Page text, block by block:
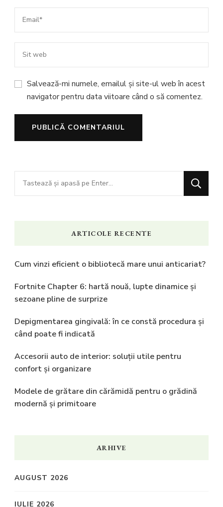
Salvează-mi numele, emailul și site-ul web în acest
navigator pentru data viitoare când o să comentez.
Cauți
ceva?
ARTICOLE RECENTE
Cum vinzi eficient o bibliotecă mare unui anticariat?
Fortnite Chapter 6: hartă nouă, lupte dinamice și
sezoane pline de surprize
Depigmentarea gingivală: în ce constă procedura și
când poate fi indicată
Accesorii auto de interior: soluții utile pentru
confort și organizare
Modele de grătare din cărămidă pentru o grădină
modernă și primitoare
ARHIVE
AUGUST 2026
IULIE 2026